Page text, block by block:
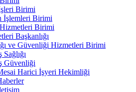
Birimi
İşlemleri Birimi
Birimi
Başkanlığı
ve Güvenliği Hizmetleri Birimi
Sağlığı
Güvenliği
Harici İşyeri Hekimliği